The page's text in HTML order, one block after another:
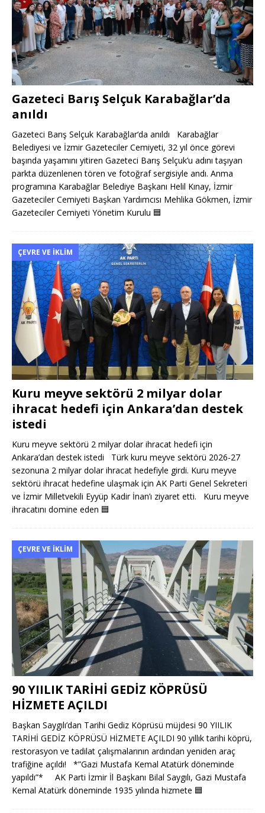
Gazeteci Barış Selçuk Karabağlar’da
anıldı
Gazeteci Barış Selçuk Karabağlar‘da anıldı Karabağlar
Belediyesi ve İzmir Gazeteciler Cemiyeti, 32 yıl önce görevi
başında yaşamını yitiren Gazeteci Barış Selçuk’u adını taşıyan
parkta düzenlenen tören ve fotoğraf sergisiyle andı. Anma
programına Karabağlar Belediye Başkanı Helil Kınay, İzmir
Gazeteciler Cemiyeti Başkan Yardımcısı Mehlika Gökmen, İzmir
Gazeteciler Cemiyeti Yönetim Kurulu 🟦
ÇEVRE VE İKLIM
Kuru meyve sektörü 2 milyar dolar
ihracat hedefi için Ankara’dan destek
istedi
Kuru meyve sektörü 2 milyar dolar ihracat hedefi için
Ankara’dan destek istedi Türk kuru meyve sektörü 2026-27
sezonuna 2 milyar dolar ihracat hedefiyle girdi. Kuru meyve
sektörü ihracat hedefine ulaşmak için AK Parti Genel Sekreteri
ve İzmir Milletvekili Eyyüp Kadir İnan’ı ziyaret etti. Kuru meyve
ihracatını domine eden 🟦
ÇEVRE VE İKLIM
90 YIILIK TARİHİ GEDİZ KÖPRÜSÜ
HİZMETE AÇILDI
Başkan Saygılı’dan Tarihi Gediz Köprüsü müjdesi 90 YIILIK
TARİHİ GEDİZ KÖPRÜSÜ HİZMETE AÇILDI 90 yıllık tarihi köprü,
restorasyon ve tadilat çalışmalarının ardından yeniden araç
trafiğine açıldı! *”Gazi Mustafa Kemal Atatürk döneminde
yapıldı”* AK Parti İzmir İl Başkanı Bilal Saygılı, Gazi Mustafa
Kemal Atatürk döneminde 1935 yılında hizmete 🟦